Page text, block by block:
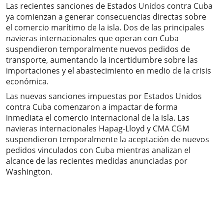
Las recientes sanciones de Estados Unidos contra Cuba
ya comienzan a generar consecuencias directas sobre
el comercio marítimo de la isla. Dos de las principales
navieras internacionales que operan con Cuba
suspendieron temporalmente nuevos pedidos de
transporte, aumentando la incertidumbre sobre las
importaciones y el abastecimiento en medio de la crisis
económica.
Las nuevas sanciones impuestas por Estados Unidos
contra Cuba comenzaron a impactar de forma
inmediata el comercio internacional de la isla. Las
navieras internacionales Hapag-Lloyd y CMA CGM
suspendieron temporalmente la aceptación de nuevos
pedidos vinculados con Cuba mientras analizan el
alcance de las recientes medidas anunciadas por
Washington.